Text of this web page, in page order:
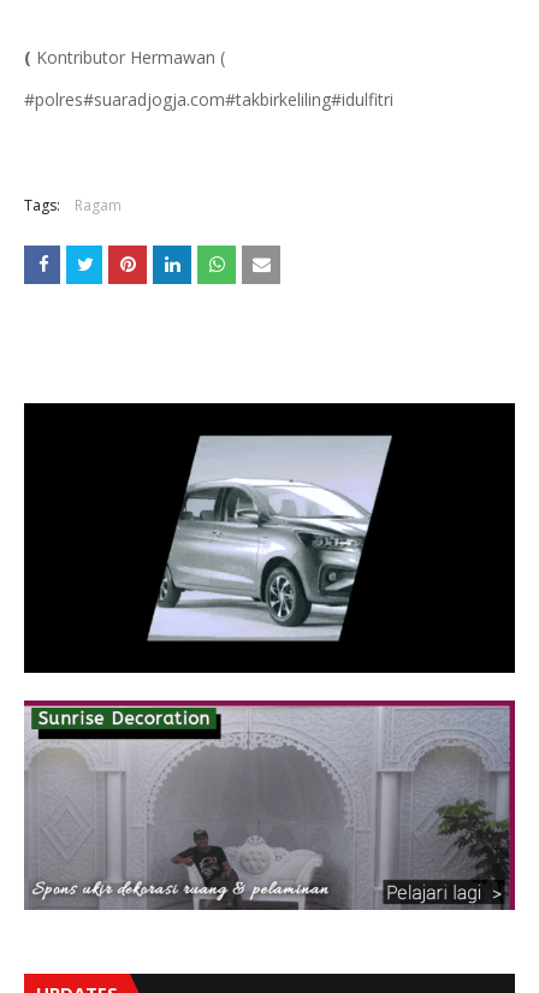
( Kontributor Hermawan (
#polres#suaradjogja.com#takbirkeliling#idulfitri
Tags: Ragam